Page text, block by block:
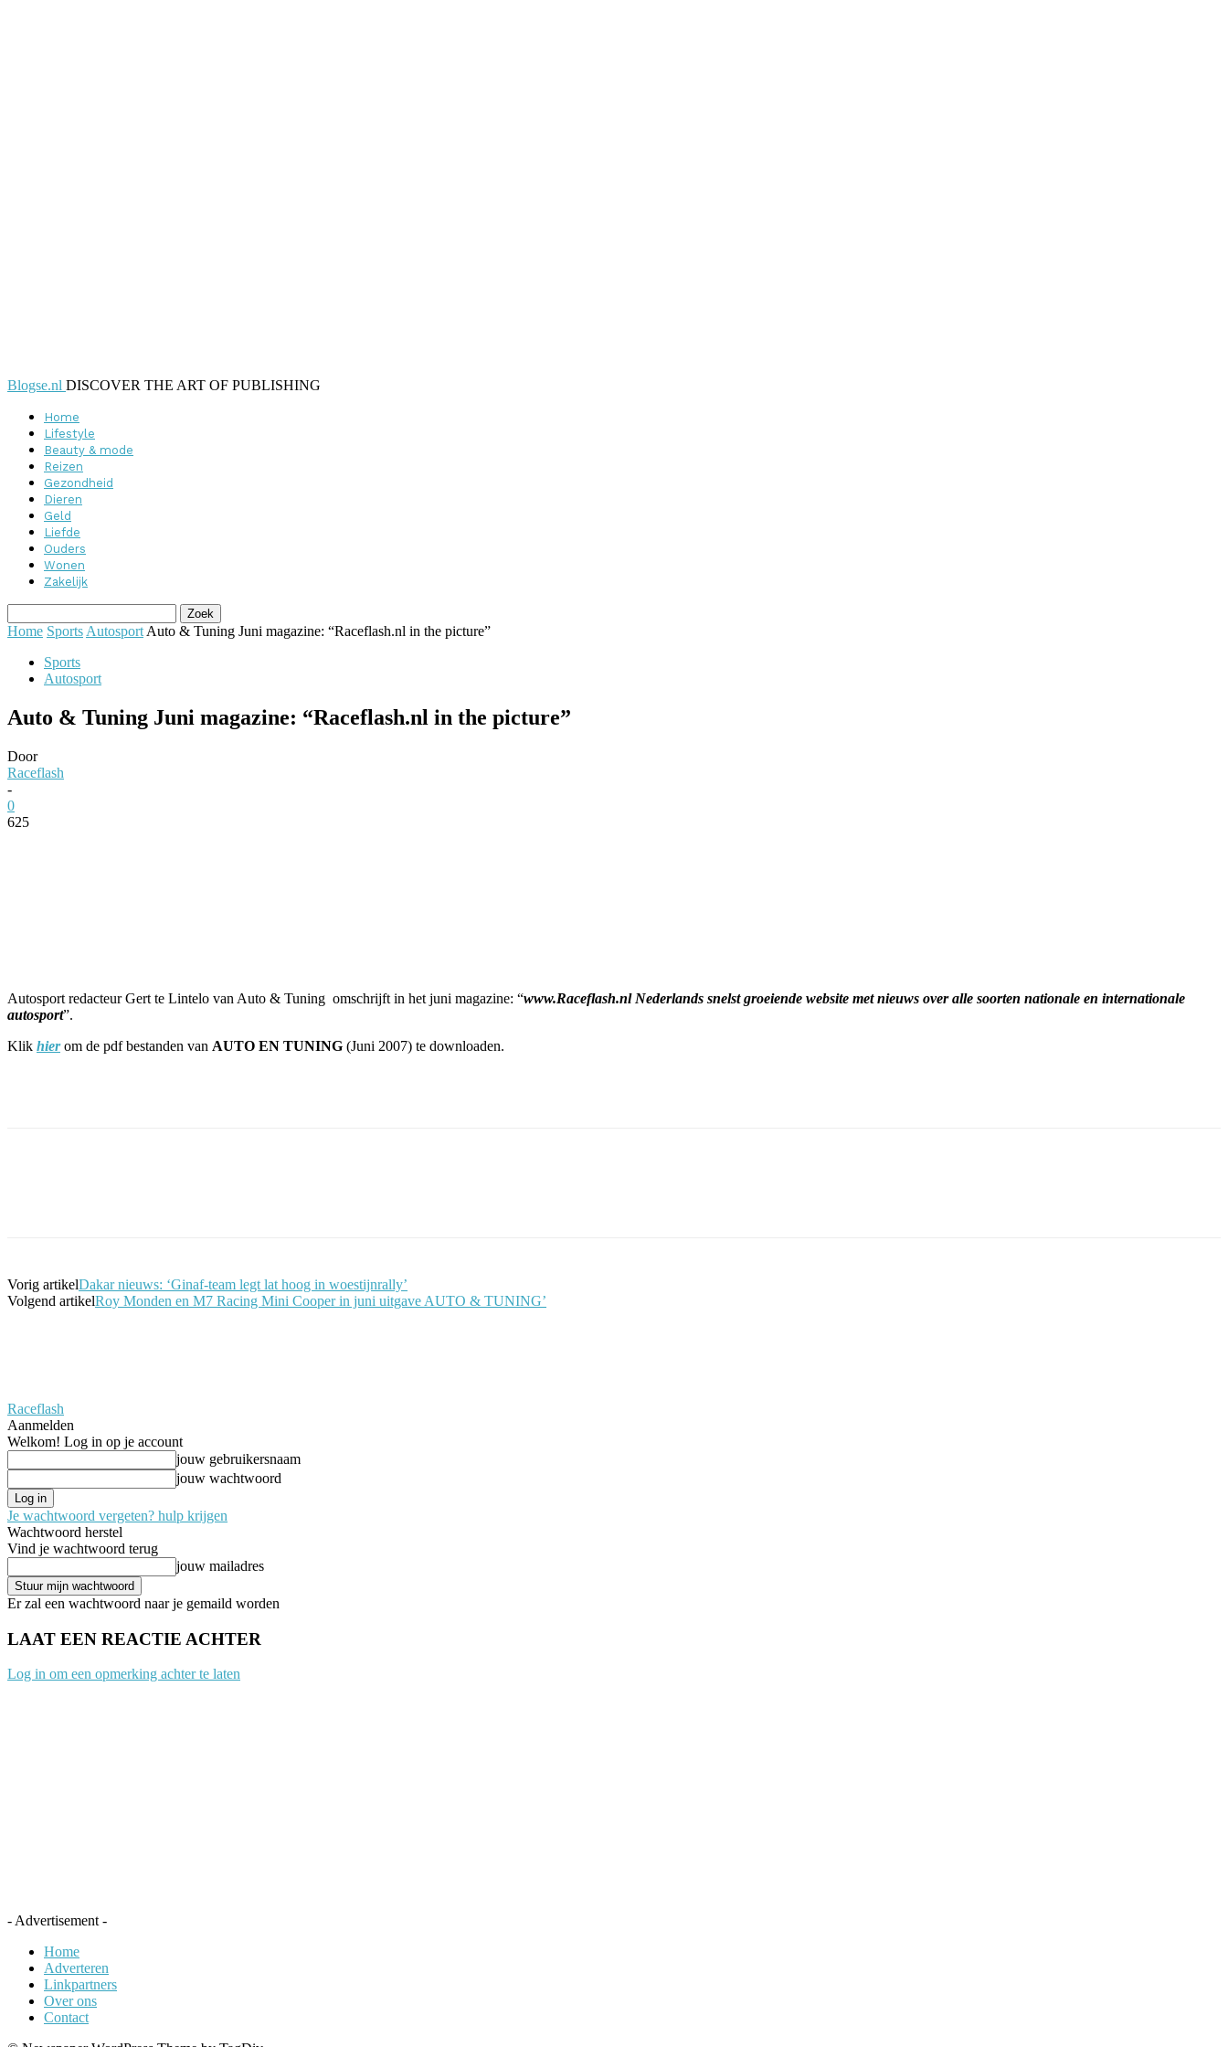
Blogse.nl DISCOVER THE ART OF PUBLISHING
Home
Lifestyle
Beauty & mode
Reizen
Gezondheid
Dieren
Geld
Liefde
Ouders
Wonen
Zakelijk
Home Sports Autosport Auto & Tuning Juni magazine: “Raceflash.nl in the picture”
Sports
Autosport
Auto & Tuning Juni magazine: “Raceflash.nl in the picture”
Door
Raceflash
-
0
625
Autosport redacteur Gert te Lintelo van Auto & Tuning omschrijft in het juni magazine: “www.Raceflash.nl Nederlands snelst groeiende website met nieuws over alle soorten nationale en internationale
autosport”.
Klik hierom de pdf bestanden van AUTO EN TUNING (Juni 2007) te downloaden.
Vorig artikelDakar nieuws: ‘Ginaf-team legt lat hoog in woestijnrally’
Volgend artikelRoy Monden en M7 Racing Mini Cooper in juni uitgave AUTO & TUNING’
Raceflash
Aanmelden
Welkom! Log in op je account
jouw gebruikersnaam
jouw wachtwoord
Je wachtwoord vergeten? hulp krijgen
Wachtwoord herstel
Vind je wachtwoord terug
jouw mailadres
Er zal een wachtwoord naar je gemaild worden
LAAT EEN REACTIE ACHTER
Log in om een opmerking achter te laten
- Advertisement -
Home
Adverteren
Linkpartners
Over ons
Contact